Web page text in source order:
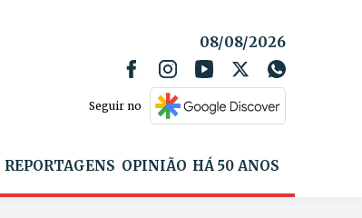
08/08/2026
Seguir no
REPORTAGENS OPINIÃO HÁ 50 ANOS